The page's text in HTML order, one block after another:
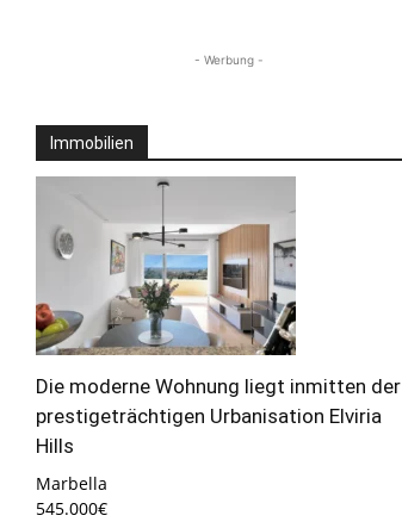
- Werbung -
Immobilien
Die moderne Wohnung liegt inmitten der
prestigeträchtigen Urbanisation Elviria
Hills
Marbella
545.000€